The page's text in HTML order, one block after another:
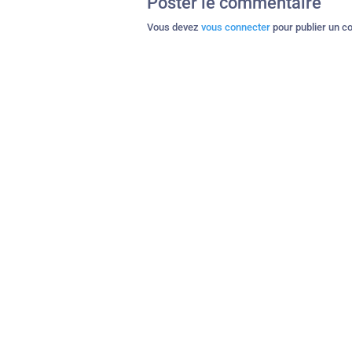
Vous devez vous connecter pour publier un